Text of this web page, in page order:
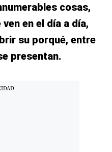
cosas,
en el día a día,
su porqué, entre
presentan.